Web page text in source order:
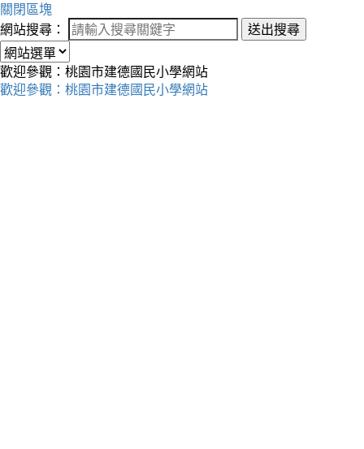
關閉區塊
網站搜尋：
送出搜尋
歡迎參觀：桃園市建德國民小學網站
歡迎參觀：桃園市建德國民小學網站